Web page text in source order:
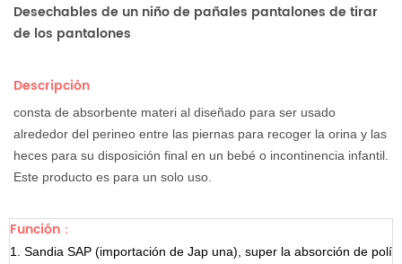
Desechables de un niño de pañales pantalones de tirar
de los pantalones
Descripción
consta de absorbente materi al diseñado para ser usado
alrededor del perineo entre las piernas para recoger la orina y las
heces para su disposición final en un bebé o incontinencia infantil.
Este producto es para un solo uso.
Función：
1. Sandia SAP (importación de Jap una), super la absorción de